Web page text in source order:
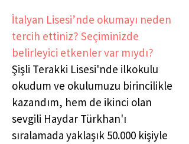
İtalyan Lisesi’nde okumayı neden
tercih ettiniz? Seçiminizde
belirleyici etkenler var mıydı?
Şişli Terakki Lisesi'nde ilkokulu
okudum ve okulumuzu birincilikle
kazandım, hem de ikinci olan
sevgili Haydar Türkhan'ı
sıralamada yaklaşık 50.000 kişiyle